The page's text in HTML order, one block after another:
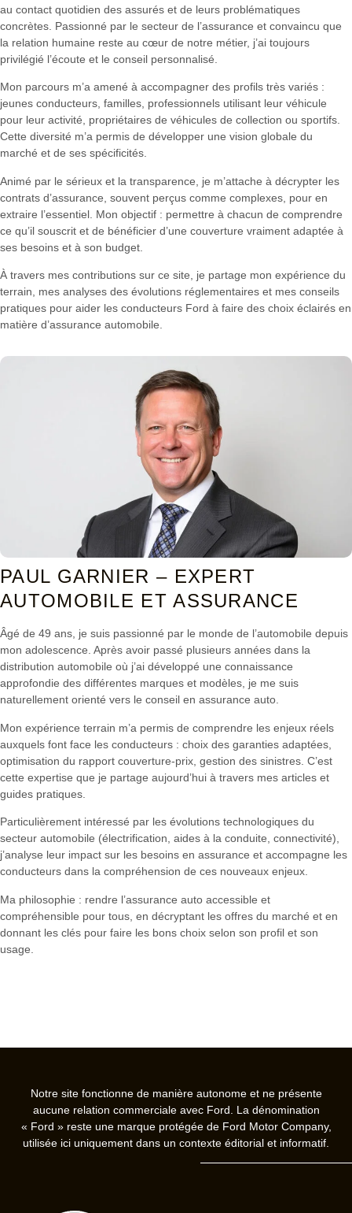
au contact quotidien des assurés et de leurs problématiques
concrètes. Passionné par le secteur de l’assurance et convaincu que
la relation humaine reste au cœur de notre métier, j’ai toujours
privilégié l’écoute et le conseil personnalisé.
Mon parcours m’a amené à accompagner des profils très variés :
jeunes conducteurs, familles, professionnels utilisant leur véhicule
pour leur activité, propriétaires de véhicules de collection ou sportifs.
Cette diversité m’a permis de développer une vision globale du
marché et de ses spécificités.
Animé par le sérieux et la transparence, je m’attache à décrypter les
contrats d’assurance, souvent perçus comme complexes, pour en
extraire l’essentiel. Mon objectif : permettre à chacun de comprendre
ce qu’il souscrit et de bénéficier d’une couverture vraiment adaptée à
ses besoins et à son budget.
À travers mes contributions sur ce site, je partage mon expérience du
terrain, mes analyses des évolutions réglementaires et mes conseils
pratiques pour aider les conducteurs Ford à faire des choix éclairés en
matière d’assurance automobile.
PAUL GARNIER – EXPERT
AUTOMOBILE ET ASSURANCE
Âgé de 49 ans, je suis passionné par le monde de l’automobile depuis
mon adolescence. Après avoir passé plusieurs années dans la
distribution automobile où j’ai développé une connaissance
approfondie des différentes marques et modèles, je me suis
naturellement orienté vers le conseil en assurance auto.
Mon expérience terrain m’a permis de comprendre les enjeux réels
auxquels font face les conducteurs : choix des garanties adaptées,
optimisation du rapport couverture-prix, gestion des sinistres. C’est
cette expertise que je partage aujourd’hui à travers mes articles et
guides pratiques.
Particulièrement intéressé par les évolutions technologiques du
secteur automobile (électrification, aides à la conduite, connectivité),
j’analyse leur impact sur les besoins en assurance et accompagne les
conducteurs dans la compréhension de ces nouveaux enjeux.
Ma philosophie : rendre l’assurance auto accessible et
compréhensible pour tous, en décryptant les offres du marché et en
donnant les clés pour faire les bons choix selon son profil et son
usage.
Notre site fonctionne de manière autonome et ne présente
aucune relation commerciale avec Ford. La dénomination
« Ford » reste une marque protégée de Ford Motor Company,
utilisée ici uniquement dans un contexte éditorial et informatif.